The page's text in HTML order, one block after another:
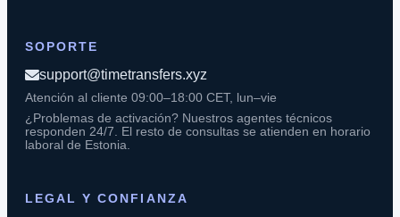
SOPORTE
support@timetransfers.xyz
Atención al cliente 09:00–18:00 CET, lun–vie
¿Problemas de activación? Nuestros agentes técnicos
responden 24/7. El resto de consultas se atienden en horario
laboral de Estonia.
LEGAL Y CONFIANZA